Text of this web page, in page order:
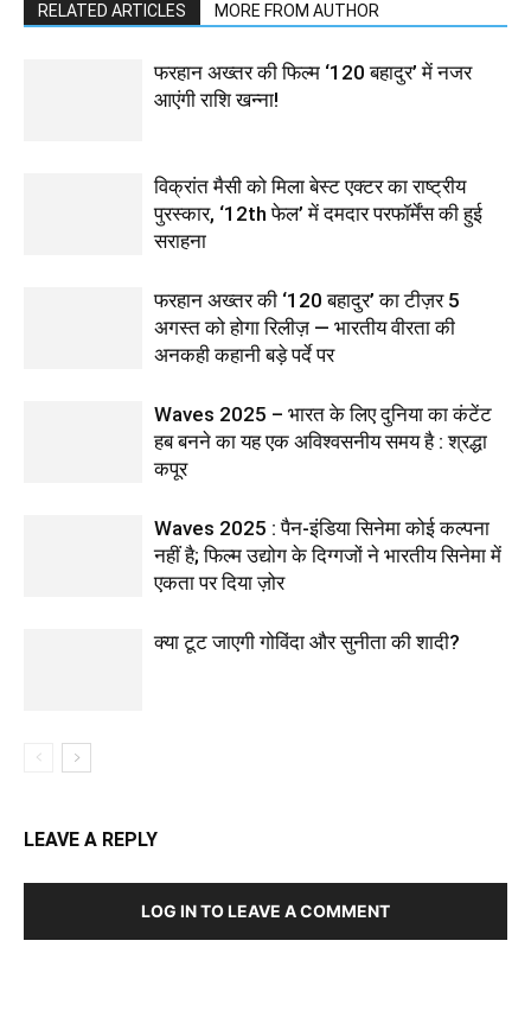
RELATED ARTICLES MORE FROM AUTHOR
फरहान अख्तर की फिल्म ‘120 बहादुर’ में नजर
आएंगी राशि खन्ना!
विक्रांत मैसी को मिला बेस्ट एक्टर का राष्ट्रीय
पुरस्कार, ‘12th फेल’ में दमदार परफॉर्मेंस की हुई
सराहना
फरहान अख्तर की ‘120 बहादुर’ का टीज़र 5
अगस्त को होगा रिलीज़ — भारतीय वीरता की
अनकही कहानी बड़े पर्दे पर
Waves 2025 – भारत के लिए दुनिया का कंटेंट
हब बनने का यह एक अविश्वसनीय समय है : श्रद्धा
कपूर
Waves 2025 : पैन-इंडिया सिनेमा कोई कल्पना
नहीं है; फिल्म उद्योग के दिग्गजों ने भारतीय सिनेमा में
एकता पर दिया ज़ोर
क्या टूट जाएगी गोविंदा और सुनीता की शादी?
LEAVE A REPLY
LOG IN TO LEAVE A COMMENT